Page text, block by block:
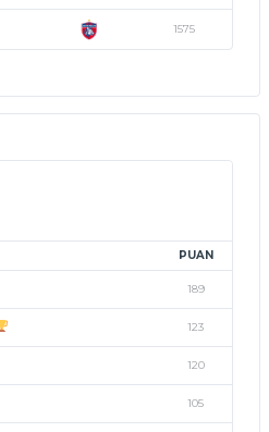
1575
PUAN
189
123
120
105